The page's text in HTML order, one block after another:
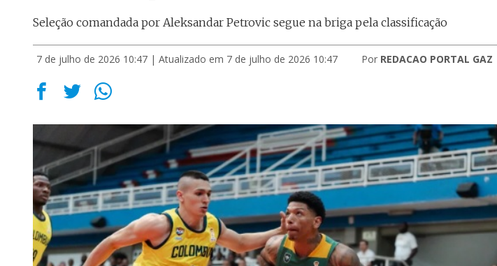
Seleção comandada por Aleksandar Petrovic segue na briga pela classificação
7 de julho de 2026 10:47 | Atualizado em 7 de julho de 2026 10:47 Por REDACAO PORTAL GAZ